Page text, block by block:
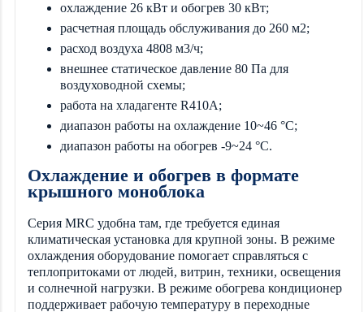
охлаждение 26 кВт и обогрев 30 кВт;
расчетная площадь обслуживания до 260 м2;
расход воздуха 4808 м3/ч;
внешнее статическое давление 80 Па для
воздуховодной схемы;
работа на хладагенте R410A;
диапазон работы на охлаждение 10~46 °C;
диапазон работы на обогрев -9~24 °C.
Охлаждение и обогрев в формате
крышного моноблока
Серия MRC удобна там, где требуется единая
климатическая установка для крупной зоны. В режиме
охлаждения оборудование помогает справляться с
теплопритоками от людей, витрин, техники, освещения
и солнечной нагрузки. В режиме обогрева кондиционер
поддерживает рабочую температуру в переходные